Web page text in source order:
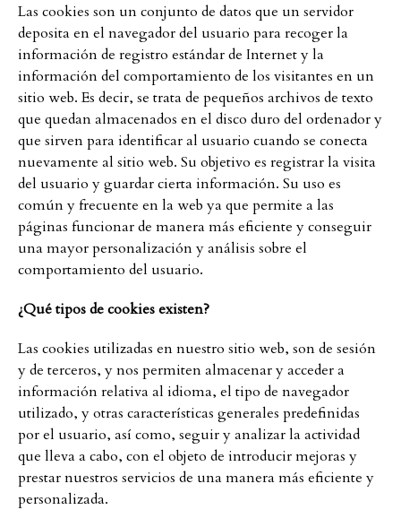
Las cookies son un conjunto de datos que un servidor
deposita en el navegador del usuario para recoger la
información de registro estándar de Internet y la
información del comportamiento de los visitantes en un
sitio web. Es decir, se trata de pequeños archivos de texto
que quedan almacenados en el disco duro del ordenador y
que sirven para identificar al usuario cuando se conecta
nuevamente al sitio web. Su objetivo es registrar la visita
del usuario y guardar cierta información. Su uso es
común y frecuente en la web ya que permite a las
páginas funcionar de manera más eficiente y conseguir
una mayor personalización y análisis sobre el
comportamiento del usuario.
¿Qué tipos de cookies existen?
Las cookies utilizadas en nuestro sitio web, son de sesión
y de terceros, y nos permiten almacenar y acceder a
información relativa al idioma, el tipo de navegador
utilizado, y otras características generales predefinidas
por el usuario, así como, seguir y analizar la actividad
que lleva a cabo, con el objeto de introducir mejoras y
prestar nuestros servicios de una manera más eficiente y
personalizada.